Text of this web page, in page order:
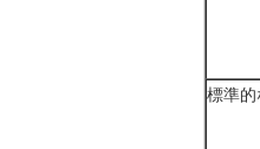
標準的